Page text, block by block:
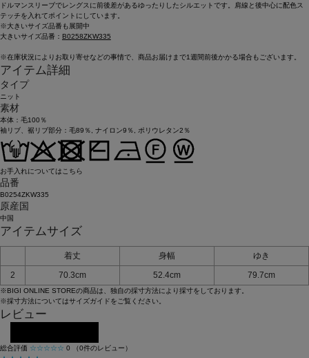
ドルマンスリーブでレングスに前後差があるゆったりしたシルエットです。肩線と後中心に配色ス
テッチを入れてポイントにしています。
※大きいサイズ品番も展開中
大きいサイズ品番： B0258ZKW335
※在庫状況によりお取り寄せなどの事情で、商品お届けまで1週間前後かかる場合もございます。
アイテム詳細
タイプ
ニット
素材
本体：毛100％
袖リブ、裾リブ部分：毛89％, ナイロン9％, ポリウレタン2％
お手入れについてはこちら
品番
B0254ZKW335
原産国
中国
アイテムサイズ
着丈 身幅
ゆき
2
70.3cm 52.4cm 79.7cm
※BIGI ONLINE STOREの商品は、独自の採寸方法により採寸をしております。
※採寸方法についてはサイズガイドをご覧ください。
レビュー
総合評価 ☆☆☆☆☆ 0 （0件のレビュー）